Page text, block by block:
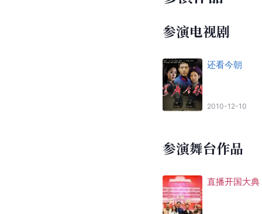
参演电视剧
还看今朝
2010-12-10
参演舞台作品
直播开国大典